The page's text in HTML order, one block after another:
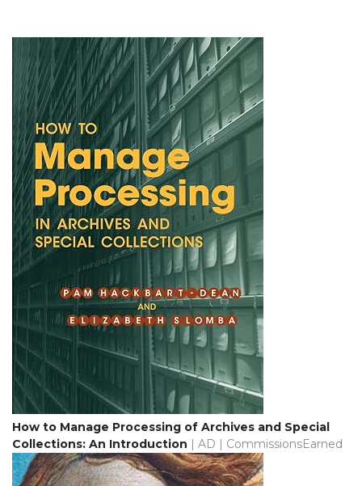
How to Manage Processing of Archives and Special
Collections: An Introduction | AD | CommissionsEarned